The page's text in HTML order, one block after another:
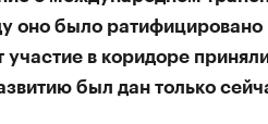
оно было ратифицировано
в коридоре
был дан только